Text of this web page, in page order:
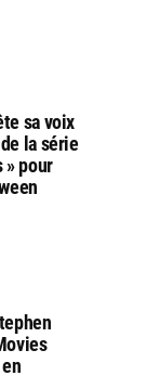
sa voix
la série
» pour